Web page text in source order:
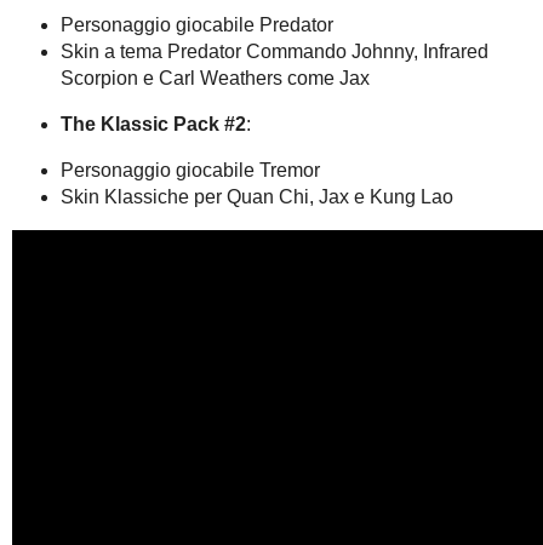
Personaggio giocabile Predator
Skin a tema Predator Commando Johnny, Infrared
Scorpion e Carl Weathers come Jax
The Klassic Pack #2:
Personaggio giocabile Tremor
Skin Klassiche per Quan Chi, Jax e Kung Lao